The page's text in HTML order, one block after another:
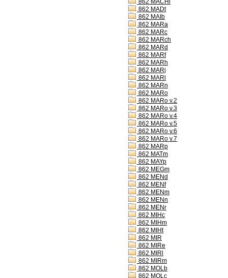
862 MACHl
862 MADt
862 MAIb
862 MARa
862 MARc
862 MARch
862 MARd
862 MARf
862 MARh
862 MARj
862 MARl
862 MARn
862 MARo
862 MARo v.2
862 MARo v.3
862 MARo v.4
862 MARo v.5
862 MARo v.6
862 MARo v.7
862 MARp
862 MATm
862 MAYp
862 MEGm
862 MENd
862 MENf
862 MENm
862 MENn
862 MENr
862 MIHc
862 MIHm
862 MIHt
862 MIR
862 MIRe
862 MIRl
862 MIRm
862 MOLb
862 MOLc